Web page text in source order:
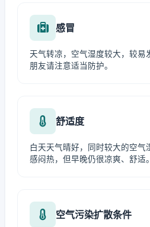
感冒
天气转凉，空气湿度较大，较易
朋友请注意适当防护。
舒适度
白天天气晴好，同时较大的空气
感闷热，但早晚仍很凉爽、舒适。
空气污染扩散条件